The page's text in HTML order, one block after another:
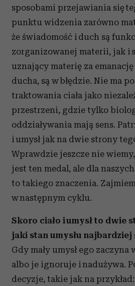
sposobami przejawiania się
punktu widzenia zarówno
że świadomość i duch są
zorganizowanej materii, jak i
uznający materię za
ducha, są w błędzie. Nie ma
traktowania ciała jako
przestrzeni, gdzie tylko
oddziaływania mają sens.
i umysł jak na dwie strony
Wprawdzie jeszcze nie
jest ten medal, ale dla
to takiego znaczenia.
w następnym cyklu.
Skoro ciało i umysł to dwie
jaki stan umysłu najbardziej
Gdy mały umysł ego zaczyna
albo je ignoruje i nadużywa.
decyzje, takie jak na przykład: